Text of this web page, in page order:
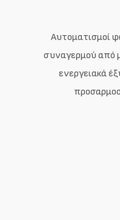
Αυτοματισμοί
συναγερμού από
ενεργειακά